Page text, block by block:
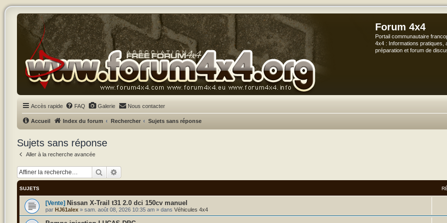
Forum 4x4
Portail communautaire
4x4 : Informations pratiques,
préparation et forum de
Accès rapide FAQ Galerie Nous contacter
Accueil Index du forum Rechercher Sujets sans réponse
Sujets sans réponse
Aller à la recherche avancée
Rechercher
SUJETS
[Vente] Nissan X-Trail t31 2.0 dci 150cv manuel
par HJ61alex» sam. août 08, 2026 10:35 am» dans Véhicules 4x4